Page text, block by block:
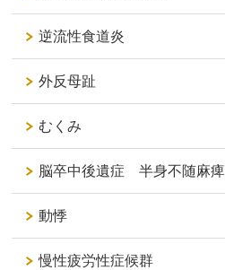
逆流性食道炎
外反母趾
むくみ
脳卒中後遺症 半身不随麻痺
動悸
慢性疲労性症候群